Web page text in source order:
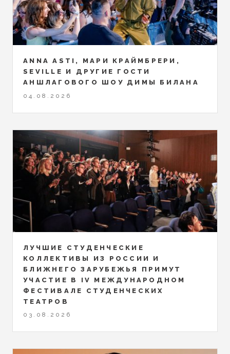
ANNA ASTI, МАРИ КРАЙМБРЕРИ,
SEVILLE И ДРУГИЕ ГОСТИ
АНШЛАГОВОГО ШОУ ДИМЫ БИЛАНА
04.08.2026
ЛУЧШИЕ СТУДЕНЧЕСКИЕ
КОЛЛЕКТИВЫ ИЗ РОССИИ И
БЛИЖНЕГО ЗАРУБЕЖЬЯ ПРИМУТ
УЧАСТИЕ В IV МЕЖДУНАРОДНОМ
ФЕСТИВАЛЕ СТУДЕНЧЕСКИХ
ТЕАТРОВ
03.08.2026